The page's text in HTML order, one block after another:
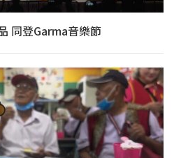
同登Garma音樂節